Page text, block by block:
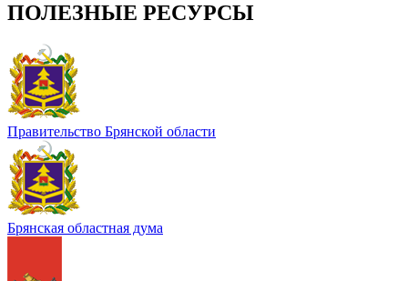
ПОЛЕЗНЫЕ РЕСУРСЫ
Правительство Брянской области
Брянская областная дума